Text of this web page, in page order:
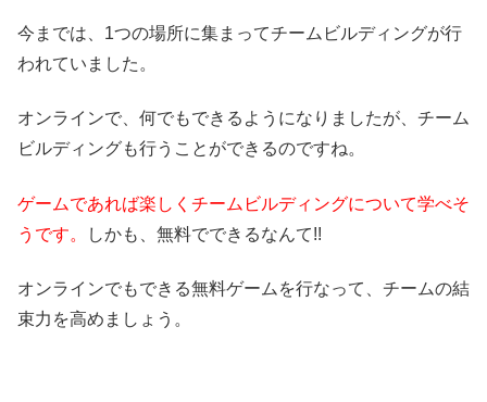
今までは、1つの場所に集まってチームビルディングが行
われていました。
オンラインで、何でもできるようになりましたが、チーム
ビルディングも行うことができるのですね。
ゲームであれば楽しくチームビルディングについて学べそ
うです。
しかも、無料でできるなんて!!
オンラインでもできる無料ゲームを行なって、チームの結
束力を高めましょう。